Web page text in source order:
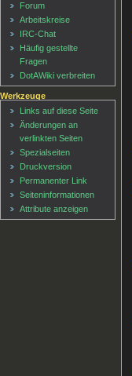
Forum
Arbeitskreise
IRC-Chat
Häufig gestellte
Fragen
DotAWiki verbreiten
Werkzeuge
Links auf diese Seite
Änderungen an
verlinkten Seiten
Spezialseiten
Druckversion
Permanenter Link
Seiten­informationen
Attribute anzeigen